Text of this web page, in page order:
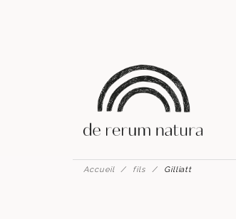
Accueil fils Gilliatt